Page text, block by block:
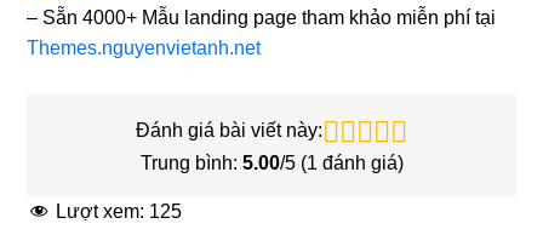
– Sẵn 4000+ Mẫu landing page tham khảo miễn phí tại
Themes.nguyenvietanh.net
Đánh giá bài viết này:
Trung bình: 5.00/5 (1 đánh giá)
Lượt xem: 125